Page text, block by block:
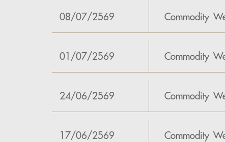
08/07/2569 Commodity
01/07/2569 Commodity
24/06/2569 Commodity
17/06/2569 Commodity